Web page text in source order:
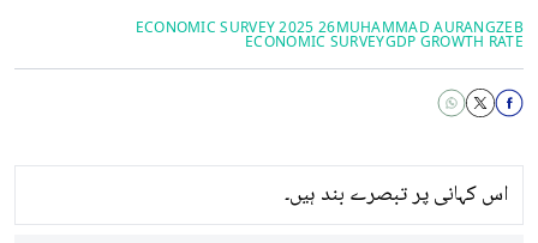
MUHAMMAD AURANGZEB
ECONOMIC SURVEY 2025 26
GDP GROWTH RATE
ECONOMIC SURVEY
اس کہانی پر تبصرے بند ہیں۔